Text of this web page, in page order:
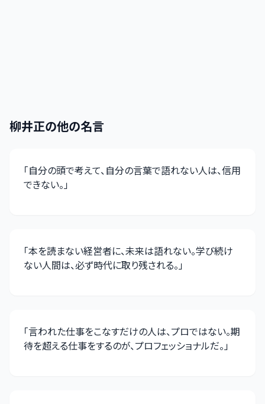
柳井正の他の名言
「自分の頭で考えて、自分の言葉で語れない人は、信用
できない。」
「本を読まない経営者に、未来は語れない。学び続け
ない人間は、必ず時代に取り残される。」
「言われた仕事をこなすだけの人は、プロではない。期
待を超える仕事をするのが、プロフェッショナルだ。」